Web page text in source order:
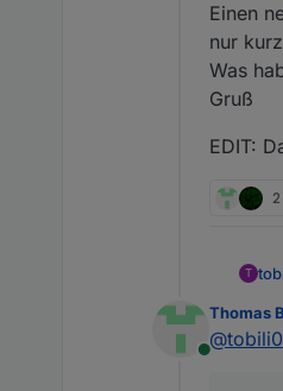
Einen
nur
Was
Gruß
EDIT:
T
Online
Thomas
@